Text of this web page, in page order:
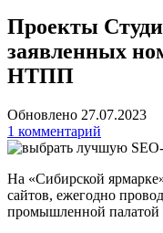
Проекты
заявленных
НТПП
Обновлено 27.07.2023
1 комментарий
На «Сибирской
сайтов, ежегодно
промышленной